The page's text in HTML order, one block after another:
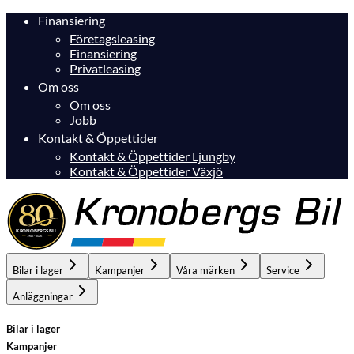
Finansiering
Företagsleasing
Finansiering
Privatleasing
Om oss
Om oss
Jobb
Kontakt & Öppettider
Kontakt & Öppettider Ljungby
Kontakt & Öppettider Växjö
Bilar i lager Kampanjer Våra märken Service
Anläggningar
Bilar i lager
Kampanjer